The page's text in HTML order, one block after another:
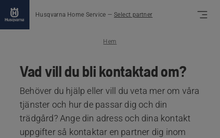
Husqvarna Home Service — Select partner
Hem
Vad vill du bli kontaktad om?
Behöver du hjälp eller vill du veta mer om våra
tjänster och hur de passar dig och din
trädgård? Ange din adress och dina kontakt
uppgifter så kontaktar en partner dig inom